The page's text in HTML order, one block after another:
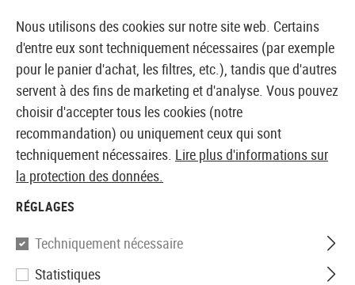
BOUTIQUE ET GROSSISTE EUROPÉEN AIRSOFT
Accueil Equipments Équipement de protection et
BAUDRIERS - HARNAIS
Nous utilisons des cookies sur notre site web. Certains
d'entre eux sont techniquement nécessaires (par exemple
pour le panier d'achat, les filtres, etc.), tandis que d'autres
servent à des fins de marketing et d'analyse. Vous pouvez
choisir d'accepter tous les cookies (notre
recommandation) ou uniquement ceux qui sont
techniquement nécessaires. Lire plus d'informations sur
la protection des données.
RÉGLAGES
Techniquement nécessaire
Statistiques